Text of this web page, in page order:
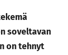
soveltavan
on tehnyt